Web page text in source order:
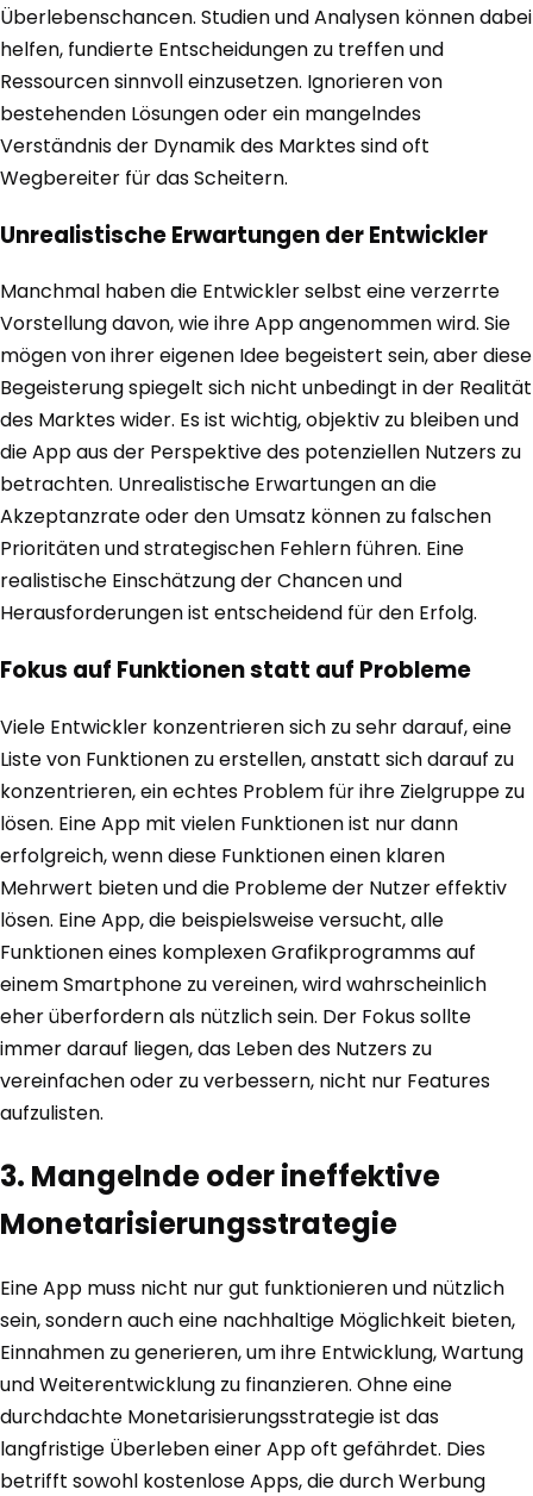
Überlebenschancen. Studien und Analysen können dabei
helfen, fundierte Entscheidungen zu treffen und
Ressourcen sinnvoll einzusetzen. Ignorieren von
bestehenden Lösungen oder ein mangelndes
Verständnis der Dynamik des Marktes sind oft
Wegbereiter für das Scheitern.
Unrealistische Erwartungen der Entwickler
Manchmal haben die Entwickler selbst eine verzerrte
Vorstellung davon, wie ihre App angenommen wird. Sie
mögen von ihrer eigenen Idee begeistert sein, aber diese
Begeisterung spiegelt sich nicht unbedingt in der Realität
des Marktes wider. Es ist wichtig, objektiv zu bleiben und
die App aus der Perspektive des potenziellen Nutzers zu
betrachten. Unrealistische Erwartungen an die
Akzeptanzrate oder den Umsatz können zu falschen
Prioritäten und strategischen Fehlern führen. Eine
realistische Einschätzung der Chancen und
Herausforderungen ist entscheidend für den Erfolg.
Fokus auf Funktionen statt auf Probleme
Viele Entwickler konzentrieren sich zu sehr darauf, eine
Liste von Funktionen zu erstellen, anstatt sich darauf zu
konzentrieren, ein echtes Problem für ihre Zielgruppe zu
lösen. Eine App mit vielen Funktionen ist nur dann
erfolgreich, wenn diese Funktionen einen klaren
Mehrwert bieten und die Probleme der Nutzer effektiv
lösen. Eine App, die beispielsweise versucht, alle
Funktionen eines komplexen Grafikprogramms auf
einem Smartphone zu vereinen, wird wahrscheinlich
eher überfordern als nützlich sein. Der Fokus sollte
immer darauf liegen, das Leben des Nutzers zu
vereinfachen oder zu verbessern, nicht nur Features
aufzulisten.
3. Mangelnde oder ineffektive
Monetarisierungsstrategie
Eine App muss nicht nur gut funktionieren und nützlich
sein, sondern auch eine nachhaltige Möglichkeit bieten,
Einnahmen zu generieren, um ihre Entwicklung, Wartung
und Weiterentwicklung zu finanzieren. Ohne eine
durchdachte Monetarisierungsstrategie ist das
langfristige Überleben einer App oft gefährdet. Dies
betrifft sowohl kostenlose Apps, die durch Werbung